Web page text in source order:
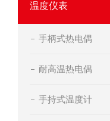
温度仪表
手柄式热电偶
耐高温热电偶
手持式温度计